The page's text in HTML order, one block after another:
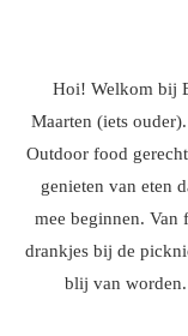
Hoi! Welkom bij
Maarten (iets
Outdoor food
genieten van eten
mee beginnen. Van
drankjes bij de
blij van